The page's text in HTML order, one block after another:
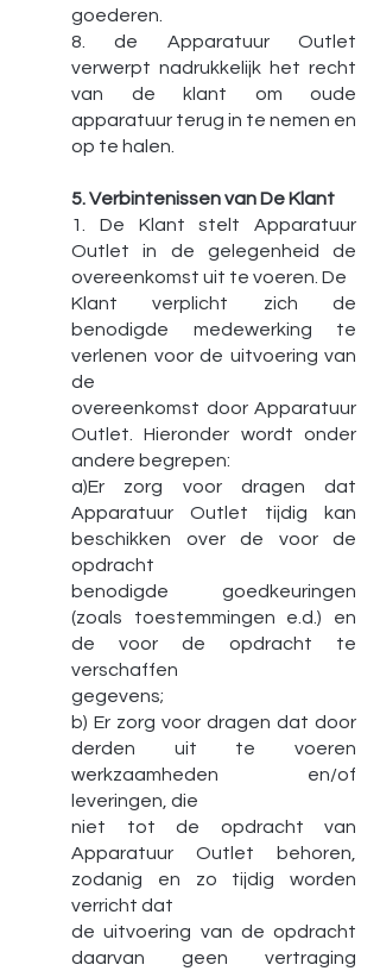
goederen.
8. de Apparatuur Outlet
verwerpt nadrukkelijk het recht
van de klant om oude
apparatuur terug in te nemen en
op te halen.
5. Verbintenissen van De Klant
1. De Klant stelt Apparatuur
Outlet in de gelegenheid de
overeenkomst uit te voeren. De
Klant verplicht zich de
benodigde medewerking te
verlenen voor de uitvoering van
de
overeenkomst door Apparatuur
Outlet. Hieronder wordt onder
andere begrepen:
a)Er zorg voor dragen dat
Apparatuur Outlet tijdig kan
beschikken over de voor de
opdracht
benodigde goedkeuringen
(zoals toestemmingen e.d.) en
de voor de opdracht te
verschaffen
gegevens;
b) Er zorg voor dragen dat door
derden uit te voeren
werkzaamheden en/of
leveringen, die
niet tot de opdracht van
Apparatuur Outlet behoren,
zodanig en zo tijdig worden
verricht dat
de uitvoering van de opdracht
daarvan geen vertraging